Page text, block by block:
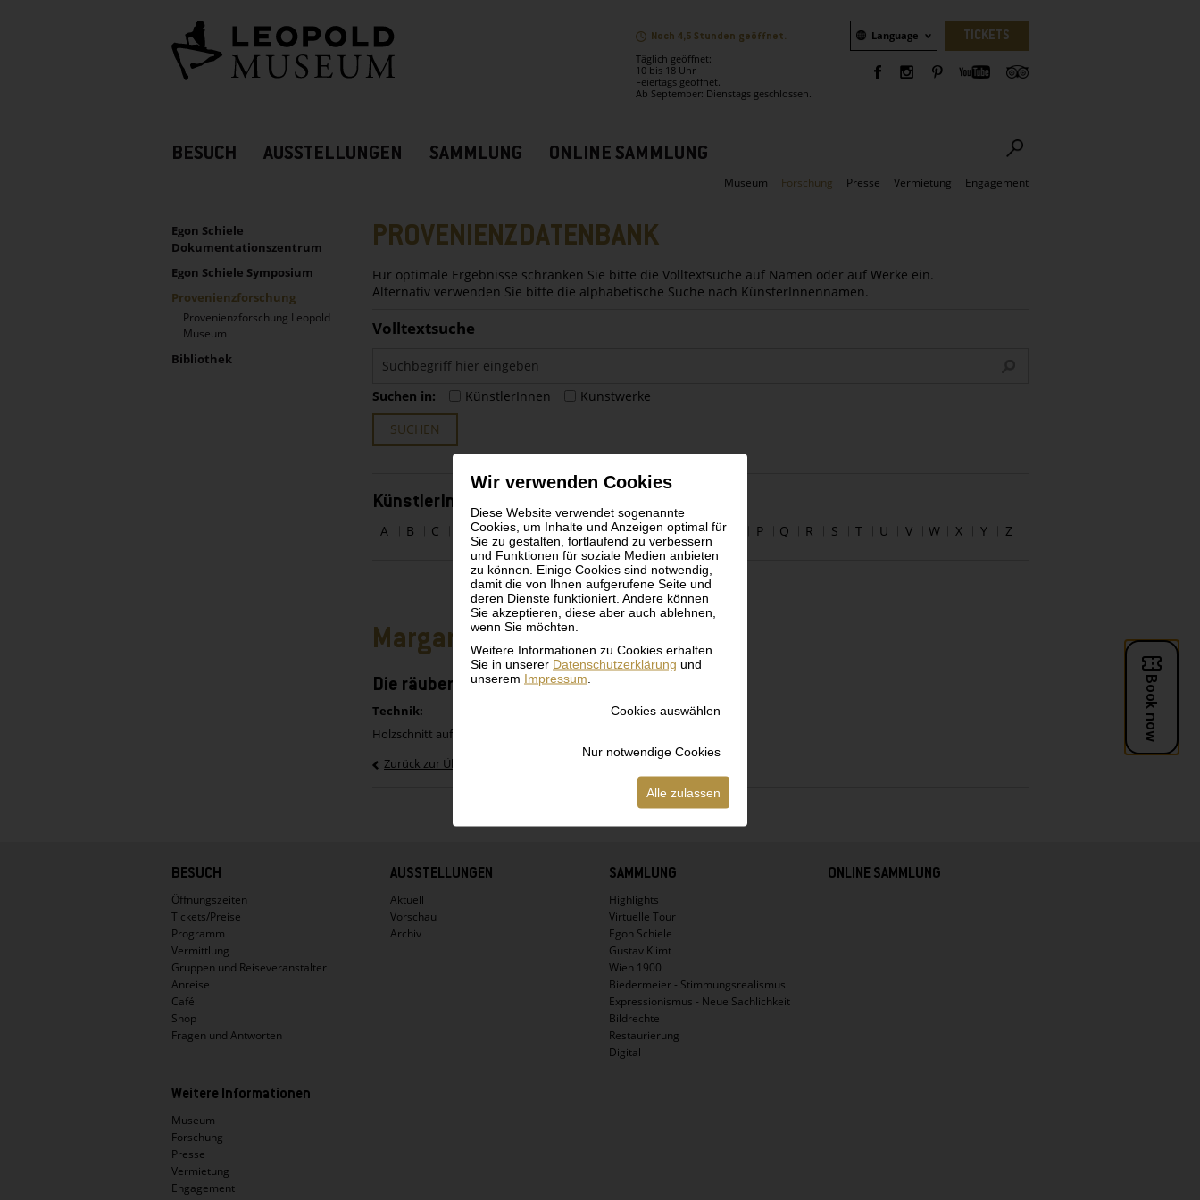
Wir verwenden Cookies
Diese Website verwendet sogenannte
Cookies, um Inhalte und Anzeigen optimal für
Sie zu gestalten, fortlaufend zu verbessern
und Funktionen für soziale Medien anbieten
zu können. Einige Cookies sind notwendig,
damit die von Ihnen aufgerufene Seite und
deren Dienste funktioniert. Andere können
Sie akzeptieren, diese aber auch ablehnen,
wenn Sie möchten.
Weitere Informationen zu Cookies erhalten
Sie in unserer Datenschutzerklärung und
unserem Impressum
Cookies auswählen
Nur notwendige Cookies
Alle zulassen
Noch 4,5 Stunden geöffnet.
Täglich geöffnet:
10 bis 18 Uhr
Feiertags geöffnet.
Ab September: Dienstags geschlossen.
Sprachauswahl
Language TICKETS
Hauptnavigation
BESUCH AUSSTELLUNGEN SAMMLUNG ONLINE SAMMLUNG
Museum Forschung Presse Vermietung Engagement
Sidebar
UNTERNAVIGATION
Egon Schiele
Dokumentationszentrum
Egon Schiele Symposium
Provenienzforschung
Provenienzforschung Leopold
Museum
Bibliothek
PROVENIENZDATENBANK
Für optimale Ergebnisse schränken Sie bitte die Volltextsuche auf Namen oder auf Werke ein.
Alternativ verwenden Sie bitte die alphabetische Suche nach KünsterInnennamen.
Volltextsuche
Suchen in: KünstlerInnen
Kunstwerke
SUCHEN
KünstlerInnen alphabetisch
A B C E F G H I J K L M N P Q R S T U V W X Y Z
Margarethe Bilger
Die räuberische Katze
Technik:
Holzschnitt auf Papier
Zurück zur Übersicht
BESUCH
Öffnungszeiten
Tickets/Preise
Programm
Vermittlung
Gruppen und Reiseveranstalter
Anreise
Café
Shop
Fragen und Antworten
AUSSTELLUNGEN
Aktuell
Vorschau
Archiv
SAMMLUNG
Highlights
Virtuelle Tour
Egon Schiele
Gustav Klimt
Wien 1900
Biedermeier - Stimmungsrealismus
Expressionismus - Neue Sachlichkeit
Bildrechte
Restaurierung
Digital
ONLINE SAMMLUNG
Weitere Informationen
Museum
Forschung
Presse
Vermietung
Engagement